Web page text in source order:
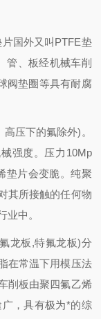
国外又叫PTFE垫
管、板经机械车削
阀垫圈等具有耐腐
压下的氟除外)。
强度。压力10Mp
垫片会变脆。纯聚
其所接触的任何物
业中。
龙板,特氟龙板)分
在常温下用模压法
削板由聚四氟乙烯
，具有极为*的综